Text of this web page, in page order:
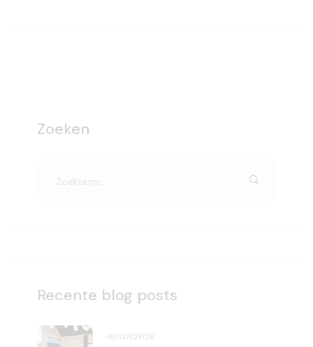
Zoeken
Recente blog posts
16/07/2026